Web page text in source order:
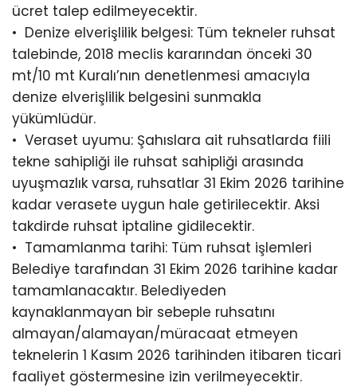
ücret talep edilmeyecektir.
•⁠ ⁠Denize elverişlilik belgesi: Tüm tekneler ruhsat
talebinde, 2018 meclis kararından önceki 30
mt/10 mt Kuralı’nın denetlenmesi amacıyla
denize elverişlilik belgesini sunmakla
yükümlüdür.
•⁠ ⁠Veraset uyumu: Şahıslara ait ruhsatlarda fiili
tekne sahipliği ile ruhsat sahipliği arasında
uyuşmazlık varsa, ruhsatlar 31 Ekim 2026 tarihine
kadar verasete uygun hale getirilecektir. Aksi
takdirde ruhsat iptaline gidilecektir.
•⁠ ⁠Tamamlanma tarihi: Tüm ruhsat işlemleri
Belediye tarafından 31 Ekim 2026 tarihine kadar
tamamlanacaktır. Belediyeden
kaynaklanmayan bir sebeple ruhsatını
almayan/alamayan/müracaat etmeyen
teknelerin 1 Kasım 2026 tarihinden itibaren ticari
faaliyet göstermesine izin verilmeyecektir.